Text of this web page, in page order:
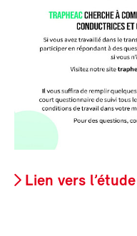
Lien vers l’étude